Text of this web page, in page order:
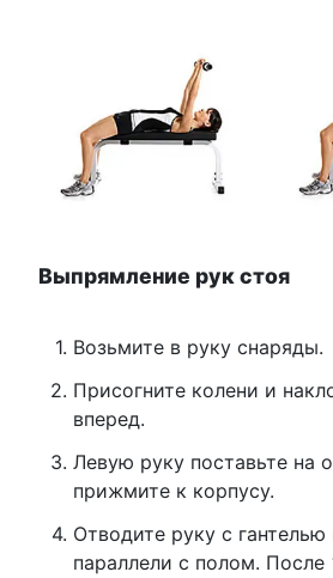
Выпрямление рук стоя
Возьмите в руку снаряды.
Присогните колени и
вперед.
Левую руку поставьте на
прижмите к корпусу.
Отводите руку с гантелью
параллели с полом. После